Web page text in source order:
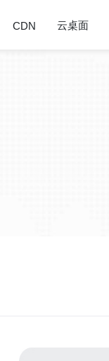
CDN 云桌面